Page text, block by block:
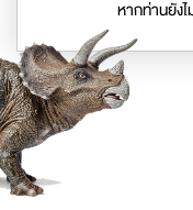
หากท่านยัง